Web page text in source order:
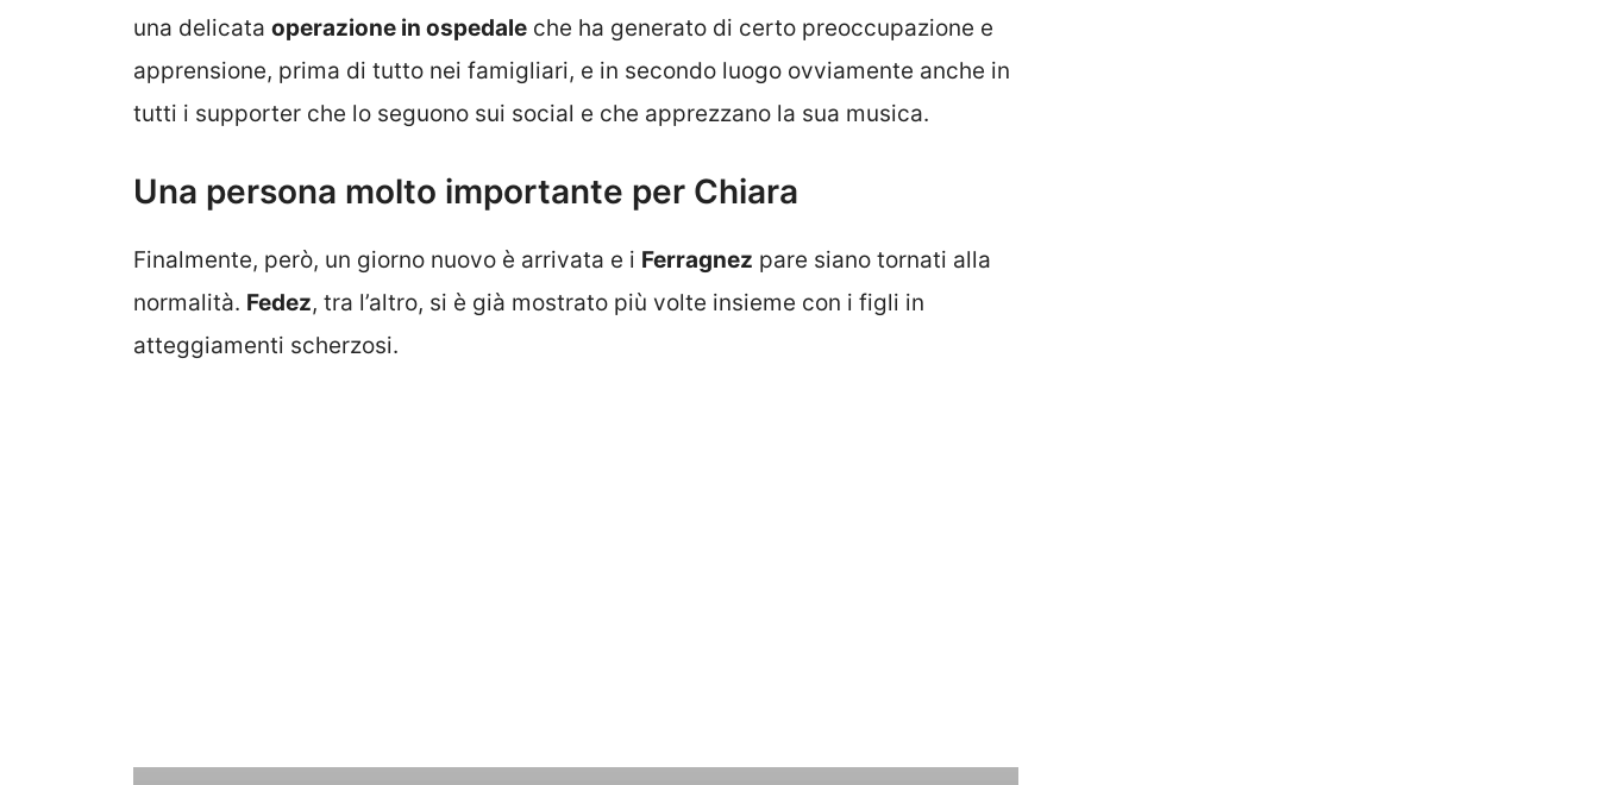
una delicata operazione in ospedale che ha generato di certo preoccupazione e
apprensione, prima di tutto nei famigliari, e in secondo luogo ovviamente anche in
tutti i supporter che lo seguono sui social e che apprezzano la sua musica.
Una persona molto importante per Chiara
Finalmente, però, un giorno nuovo è arrivata e i Ferragnez pare siano tornati alla
normalità. Fedez, tra l’altro, si è già mostrato più volte insieme con i figli in
atteggiamenti scherzosi.